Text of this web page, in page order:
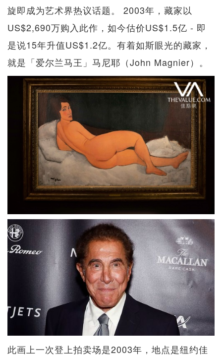
旋即成为艺术界热议话题。 2003年，藏家以
US$2,690万购入此作，如今估价US$1.5亿 - 即
是说15年升值US$1.2亿。有着如斯眼光的藏家，
就是「爱尔兰马王」马尼耶（John Magnier）。
此画上一次登上拍卖场是2003年，地点是纽约佳